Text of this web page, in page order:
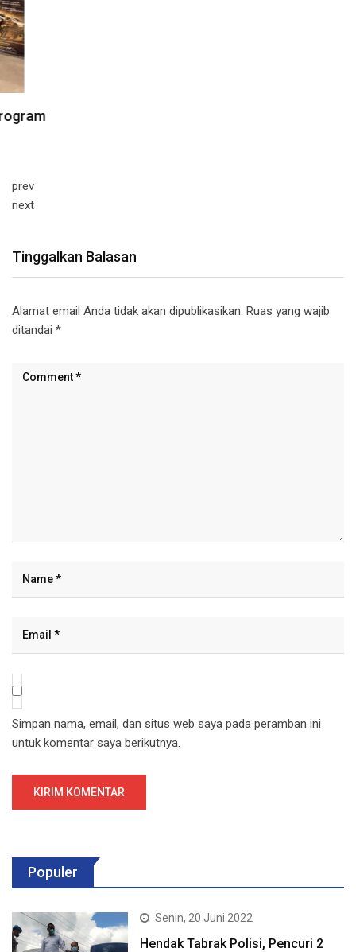
prev
next
Tinggalkan Balasan
Alamat email Anda tidak akan dipublikasikan. Ruas yang wajib
ditandai *
Simpan nama, email, dan situs web saya pada peramban ini
untuk komentar saya berikutnya.
Populer
Senin, 20 Juni 2022
Hendak Tabrak Polisi, Pencuri 2